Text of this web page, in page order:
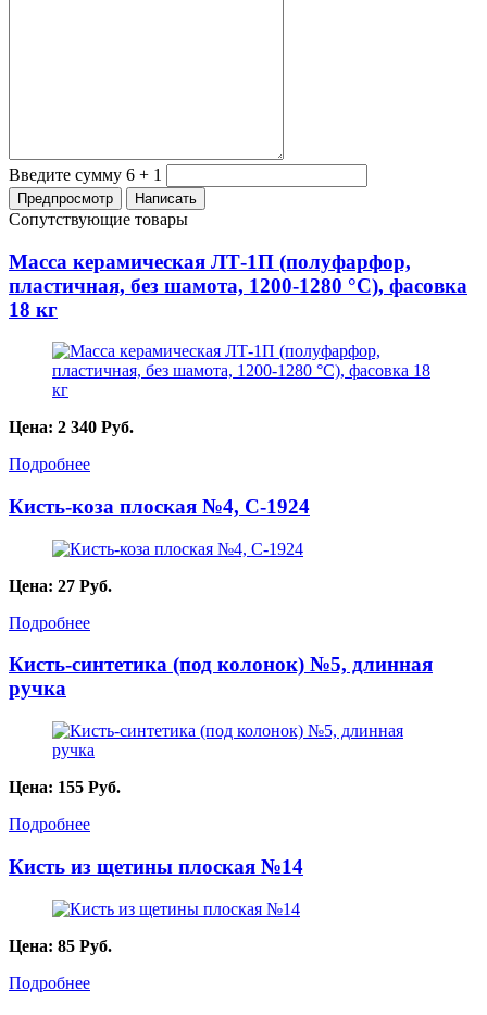
Введите сумму 6 + 1
Сопутствующие товары
Масса керамическая ЛТ-1П (полуфарфор,
пластичная, без шамота, 1200-1280 °С), фасовка
18 кг
Цена: 2 340 Руб.
Подробнее
Кисть-коза плоская №4, С-1924
Цена: 27 Руб.
Подробнее
Кисть-синтетика (под колонок) №5, длинная
ручка
Цена: 155 Руб.
Подробнее
Кисть из щетины плоская №14
Цена: 85 Руб.
Подробнее